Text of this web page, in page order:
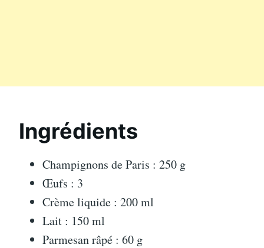
Ingrédients
Champignons de Paris : 250 g
Œufs : 3
Crème liquide : 200 ml
Lait : 150 ml
Parmesan râpé : 60 g